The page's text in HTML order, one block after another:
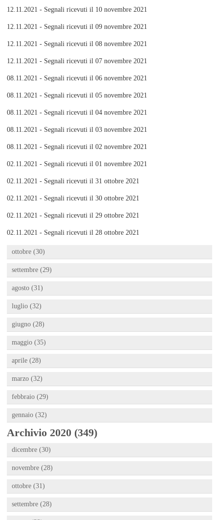
12.11.2021 - Segnali ricevuti il 10 novembre 2021
12.11.2021 - Segnali ricevuti il 09 novembre 2021
12.11.2021 - Segnali ricevuti il 08 novembre 2021
12.11.2021 - Segnali ricevuti il 07 novembre 2021
08.11.2021 - Segnali ricevuti il 06 novembre 2021
08.11.2021 - Segnali ricevuti il 05 novembre 2021
08.11.2021 - Segnali ricevuti il 04 novembre 2021
08.11.2021 - Segnali ricevuti il 03 novembre 2021
08.11.2021 - Segnali ricevuti il 02 novembre 2021
02.11.2021 - Segnali ricevuti il 01 novembre 2021
02.11.2021 - Segnali ricevuti il 31 ottobre 2021
02.11.2021 - Segnali ricevuti il 30 ottobre 2021
02.11.2021 - Segnali ricevuti il 29 ottobre 2021
02.11.2021 - Segnali ricevuti il 28 ottobre 2021
ottobre (30)
settembre (29)
agosto (31)
luglio (32)
giugno (28)
maggio (35)
aprile (28)
marzo (32)
febbraio (29)
gennaio (32)
Archivio 2020 (349)
dicembre (30)
novembre (28)
ottobre (31)
settembre (28)